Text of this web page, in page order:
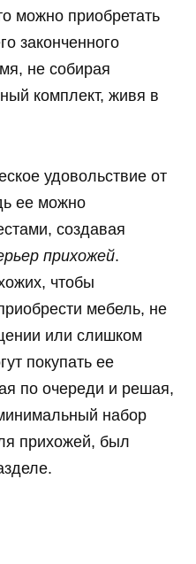
можно приобретать
законченного
не собирая
комплект, живя в
удовольствие от
ее можно
создавая
прихожей.
чтобы
мебель, не
или слишком
покупать ее
по очереди и решая,
набор
прихожей, был